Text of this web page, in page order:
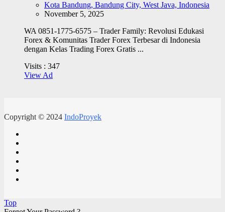
Kota Bandung, Bandung City, West Java, Indonesia
November 5, 2025
WA 0851-1775-6575 – Trader Family: Revolusi Edukasi
Forex & Komunitas Trader Forex Terbesar di Indonesia
dengan Kelas Trading Forex Gratis ...
Visits : 347
View Ad
Copyright © 2024 IndoProyek
Top